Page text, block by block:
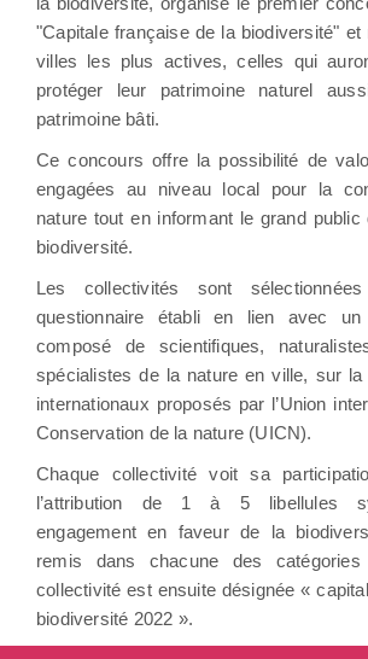
"Capitale française de la biodiversité" et
villes les plus actives, celles qui
protéger leur patrimoine naturel
patrimoine bâti.
Ce concours offre la possibilité de
engagées au niveau local pour la
nature tout en informant le grand
biodiversité.
Les collectivités sont
questionnaire établi en lien avec un
composé de scientifiques,
spécialistes de la nature en ville, sur
internationaux proposés par l’Union
Conservation de la nature (UICN).
Chaque collectivité voit sa
l’attribution de 1 à 5 libellules
engagement en faveur de la
remis dans chacune des
collectivité est ensuite désignée «
biodiversité 2022 ».